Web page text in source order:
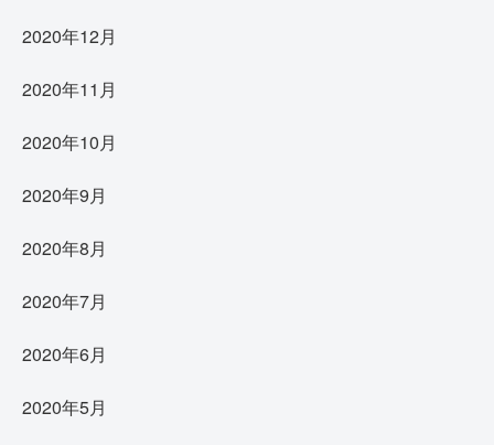
2020年12月
2020年11月
2020年10月
2020年9月
2020年8月
2020年7月
2020年6月
2020年5月